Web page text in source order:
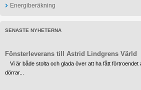
Energiberäkning
SENASTE NYHETERNA
Fönsterleverans till Astrid Lindgrens Värld
Vi är både stolta och glada över att ha fått
dörrar...